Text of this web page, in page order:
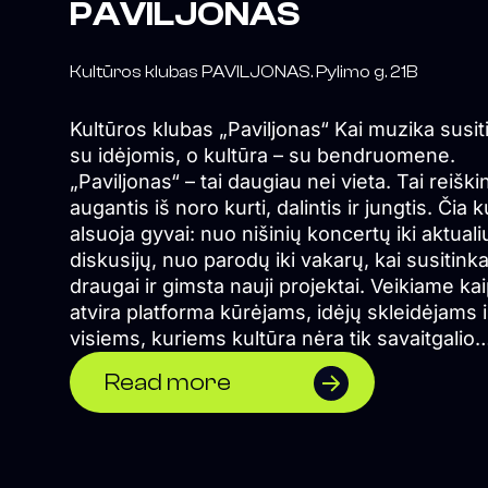
PAVILJONAS
Kultūros klubas PAVILJONAS. Pylimo g. 21B
Kultūros klubas „Paviljonas“ Kai muzika susitinka
su idėjomis, o kultūra – su bendruomene.
„Paviljonas“ – tai daugiau nei vieta. Tai
augantis iš noro kurti, dalintis ir jungtis. Čia
alsuoja gyvai: nuo nišinių koncertų iki
diskusijų, nuo parodų iki vakarų, kai
draugai ir gimsta nauji projektai. Veikiame kaip
atvira platforma kūrėjams, idėjų skleidėjams
visiems, kuriems kultūra nėra tik savaitgalio
pramoga, o kasdienė būtinybė. Esame
širdyje, bet žvelgiame plačiai – į šiuolaikinę
į ateities formas, į bendruomenę, kuri kuria
Read more